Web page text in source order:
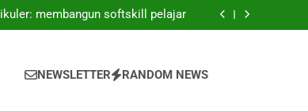
membangun softskill pelajar
Hibrida yang Berkinerja Tinggi
membangun softskill pelajar
Hibrida yang Berkinerja Tinggi
NEWSLETTER RANDOM NEWS